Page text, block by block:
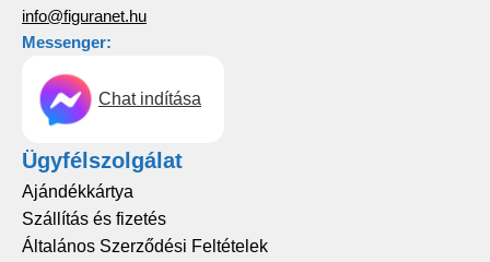
info@figuranet.hu
Messenger:
Chat indítása
Ügyfélszolgálat
Ajándékkártya
Szállítás és fizetés
Általános Szerződési Feltételek